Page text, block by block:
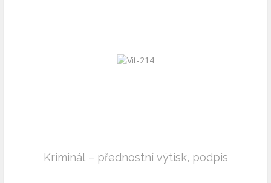
Kriminál – přednostní výtisk, podpis